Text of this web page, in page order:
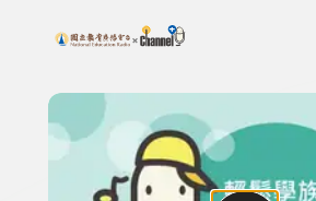
上方功能區塊
搜尋關鍵字：可輸入節目名稱、主